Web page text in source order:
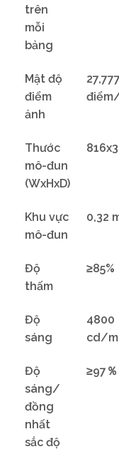
trên
mỗi
bảng
Mật độ
điểm
ảnh
27,777
Thước
mô-đun
(WxHxD)
Khu vực
mô-đun
0,32
Độ
thấm
≥85%
Độ
sáng
4800
cd/
Độ
sáng/
đồng
nhất
sắc độ
≥97％